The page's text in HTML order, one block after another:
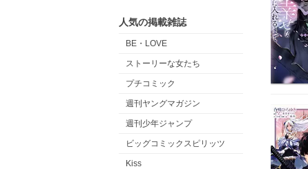
人気の掲載雑誌
BE・LOVE
ストーリーな女たち
プチコミック
週刊ヤングマガジン
週刊少年ジャンプ
ビッグコミックスピリッツ
Kiss